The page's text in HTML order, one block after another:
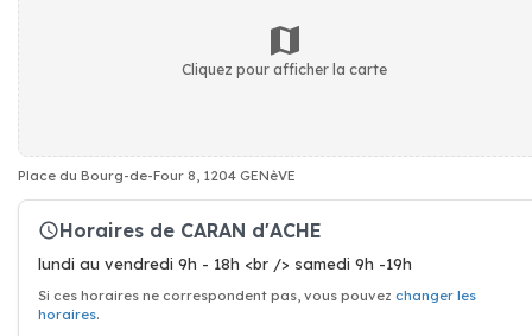
Cliquez pour afficher la carte
Place du Bourg-de-Four 8, 1204 GENèVE
Horaires de CARAN d'ACHE
lundi au vendredi 9h - 18h <br /> samedi 9h -19h
Si ces horaires ne correspondent pas, vous pouvez changer les
horaires.